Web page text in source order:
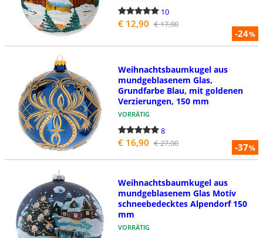
-24%
10
€ 12,90 € 17,00
-37%
Weihnachtsbaumkugel aus
mundgeblasenem Glas,
Grundfarbe Blau, mit goldenen
Verzierungen, 150 mm
VORRÄTIG
8
€ 16,90 € 27,00
Weihnachtsbaumkugel aus
mundgeblasenem Glas Motiv
schneebedecktes Alpendorf 150
mm
VORRÄTIG